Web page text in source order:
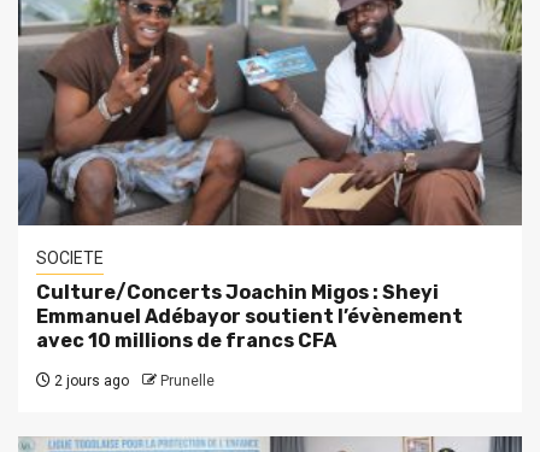
SOCIETE
Culture/Concerts Joachin Migos : Sheyi
Emmanuel Adébayor soutient l’évènement
avec 10 millions de francs CFA
2 jours ago Prunelle